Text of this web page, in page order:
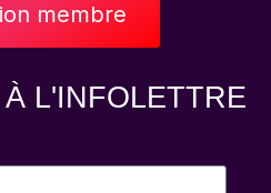
membre
L'INFOLETTRE